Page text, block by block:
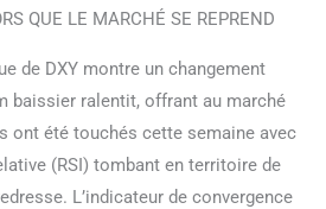
QUE LE MARCHÉ SE REPREND
de DXY montre un changement
baissier ralentit, offrant au marché
ont été touchés cette semaine avec
(RSI) tombant en territoire de
L’indicateur de convergence